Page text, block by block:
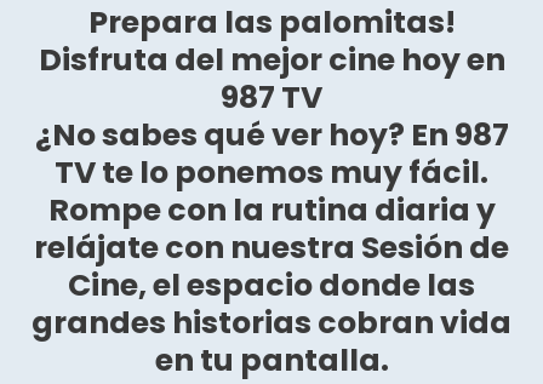
Prepara las palomitas!
Disfruta del mejor cine hoy en
987 TV
¿No sabes qué ver hoy? En 987
TV te lo ponemos muy fácil.
Rompe con la rutina diaria y
relájate con nuestra Sesión de
Cine, el espacio donde las
grandes historias cobran vida
en tu pantalla.